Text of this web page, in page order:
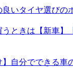
いタイヤ選びの
ときは【新車】
】自分でできる車